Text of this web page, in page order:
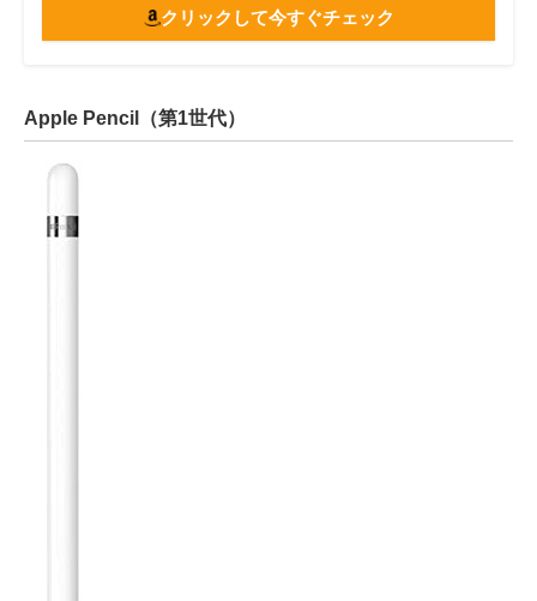
クリックして今すぐチェック
Apple Pencil（第1世代）